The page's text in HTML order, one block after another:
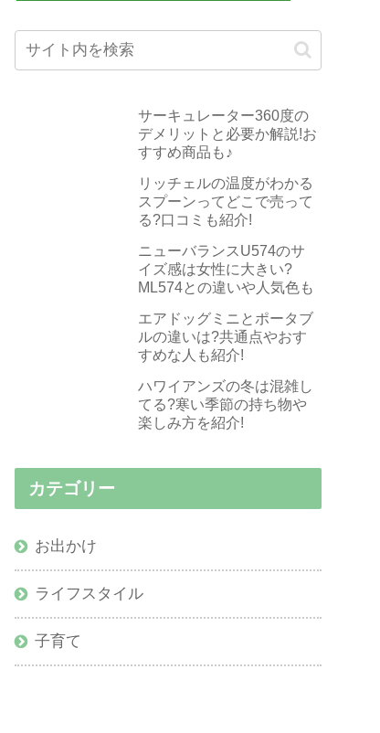
サーキュレーター360度の
デメリットと必要か解説!お
すすめ商品も♪
リッチェルの温度がわかる
スプーンってどこで売って
る?口コミも紹介!
ニューバランスU574のサ
イズ感は女性に大きい?
ML574との違いや人気色も
エアドッグミニとポータブ
ルの違いは?共通点やおす
すめな人も紹介!
ハワイアンズの冬は混雑し
てる?寒い季節の持ち物や
楽しみ方を紹介!
カテゴリー
お出かけ
ライフスタイル
子育て